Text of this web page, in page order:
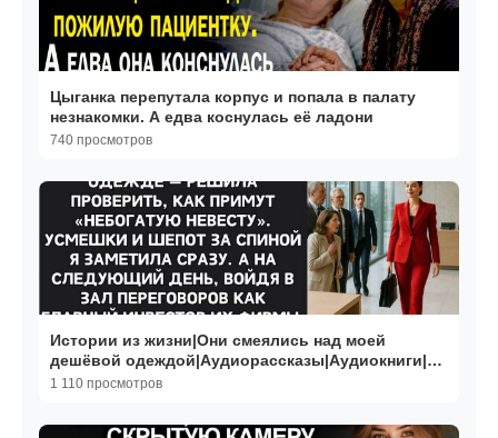
Цыганка перепутала корпус и попала в палату
незнакомки. А едва коснулась её ладони
740 просмотров
Истории из жизни|Они смеялись над моей
дешёвой одеждой|Аудиорассказы|Аудиокниги|
Реальные истории
1 110 просмотров